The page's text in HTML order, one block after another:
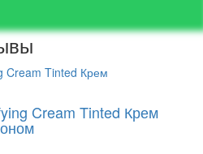
Cream Tinted Крем